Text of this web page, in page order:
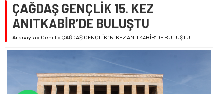
ÇAĞDAŞ GENÇLİK 15. KEZ
ANITKABİR’DE BULUŞTU
Anasayfa » Genel » ÇAĞDAŞ GENÇLİK 15. KEZ ANITKABİR’DE BULUŞTU